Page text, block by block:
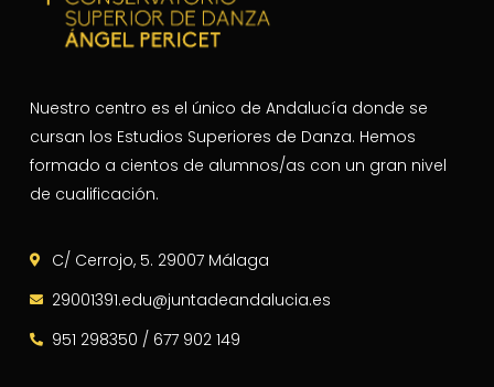
Nuestro centro es el único de Andalucía donde se
cursan los Estudios Superiores de Danza. Hemos
formado a cientos de alumnos/as con un gran nivel
de cualificación.
C/ Cerrojo, 5. 29007 Málaga
29001391.edu@juntadeandalucia.es
951 298350 / 677 902 149